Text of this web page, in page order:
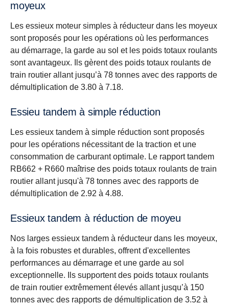
moyeux
Les essieux moteur simples à réducteur dans les moyeux
sont proposés pour les opérations où les performances
au démarrage, la garde au sol et les poids totaux roulants
sont avantageux. Ils gèrent des poids totaux roulants de
train routier allant jusqu’à 78 tonnes avec des rapports de
démultiplication de 3.80 à 7.18.
Essieu tandem à simple réduction
Les essieux tandem à simple réduction sont proposés
pour les opérations nécessitant de la traction et une
consommation de carburant optimale. Le rapport tandem
RB662 + R660 maîtrise des poids totaux roulants de train
routier allant jusqu'à 78 tonnes avec des rapports de
démultiplication de 2.92 à 4.88.
Essieux tandem à réduction de moyeu
Nos larges essieux tandem à réducteur dans les moyeux,
à la fois robustes et durables, offrent d'excellentes
performances au démarrage et une garde au sol
exceptionnelle. Ils supportent des poids totaux roulants
de train routier extrêmement élevés allant jusqu’à 150
tonnes avec des rapports de démultiplication de 3.52 à